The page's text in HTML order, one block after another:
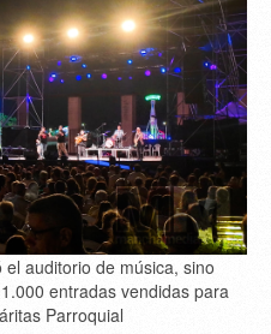
auditorio de música, sino
entradas vendidas para
Parroquial